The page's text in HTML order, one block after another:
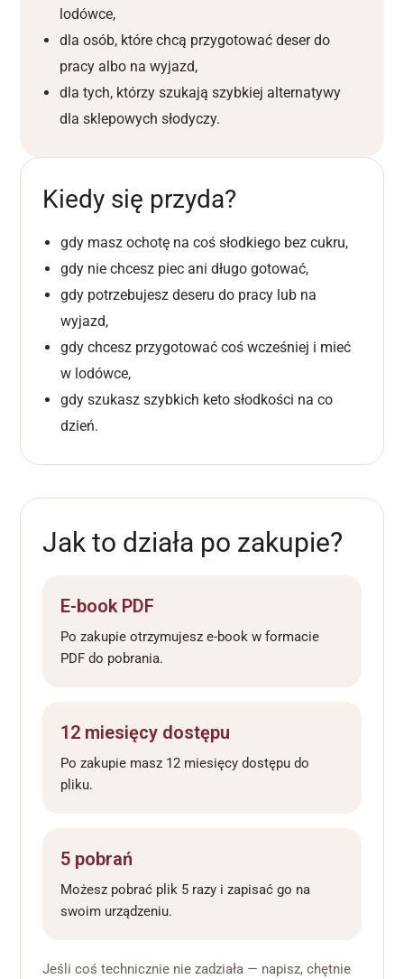
lodówce,
dla osób, które chcą przygotować deser do
pracy albo na wyjazd,
dla tych, którzy szukają szybkiej alternatywy
dla sklepowych słodyczy.
Kiedy się przyda?
gdy masz ochotę na coś słodkiego bez cukru,
gdy nie chcesz piec ani długo gotować,
gdy potrzebujesz deseru do pracy lub na
wyjazd,
gdy chcesz przygotować coś wcześniej i mieć
w lodówce,
gdy szukasz szybkich keto słodkości na co
dzień.
Jak to działa po zakupie?
E-book PDF
Po zakupie otrzymujesz e-book w formacie
PDF do pobrania.
12 miesięcy dostępu
Po zakupie masz 12 miesięcy dostępu do
pliku.
5 pobrań
Możesz pobrać plik 5 razy i zapisać go na
swoim urządzeniu.
Jeśli coś technicznie nie zadziała — napisz, chętnie